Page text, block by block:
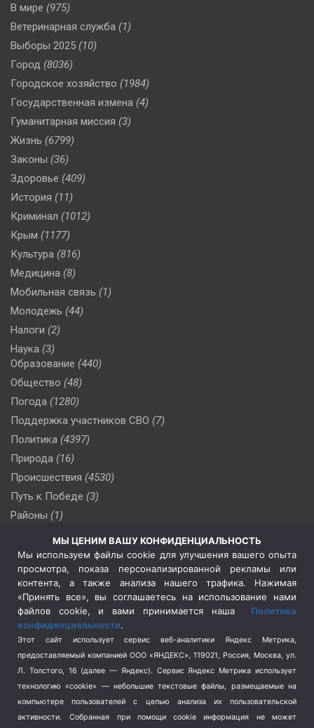
В мире (975)
Ветеринарная служба (1)
Выборы 2025 (10)
Город (8036)
Городское хозяйство (1984)
Государственная измена (4)
Гуманитарная миссия (3)
Жизнь (6799)
Законы (36)
Здоровье (409)
История (11)
Криминал (1012)
Крым (1177)
Культура (816)
Медицина (8)
Мобильная связь (1)
Молодежь (44)
Налоги (2)
Наука (3)
Образование (440)
Общество (48)
Погода (1280)
Поддержка участников СВО (7)
Политика (4397)
Природа (16)
Происшествия (4530)
Путь к Победе (3)
Районы (1)
(510)
Сельское хозяйство (3)
Социальная политика
(3)
Спецоперация в Украине
Спецоперация на Украине
(404)
Спорт (740)
Терроризм (1)
Транспорт (262)
Туризм (178)
Флот (76)
МЫ ЦЕНИМ ВАШУ КОНФИДЕНЦИАЛЬНОСТЬ
Мы используем файлы cookie для улучшения вашего опыта
просмотра, показа персонализированной рекламы или
контента, а также анализа нашего трафика. Нажимая
«Принять все», вы соглашаетесь на использование нами
файлов cookie, и вами принимается наша Политика
конфиденциальности.
Этот сайт использует сервис веб-аналитики Яндекс Метрика,
предоставляемый компанией ООО «ЯНДЕКС», 119021, Россия, Москва, ул.
Л. Толстого, 16 (далее — Яндекс). Сервис Яндекс Метрика использует
технологию «cookie» — небольшие текстовые файлы, размещаемые на
компьютере пользователей с целью анализа их пользовательской
активности.
Собранная при помощи cookie информация не может